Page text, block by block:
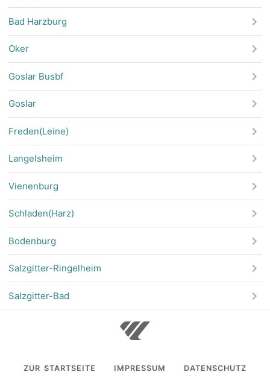
Bad Harzburg
Oker
Goslar Busbf
Goslar
Freden(Leine)
Langelsheim
Vienenburg
Schladen(Harz)
Bodenburg
Salzgitter-Ringelheim
Salzgitter-Bad
ZUR STARTSEITE IMPRESSUM DATENSCHUTZ